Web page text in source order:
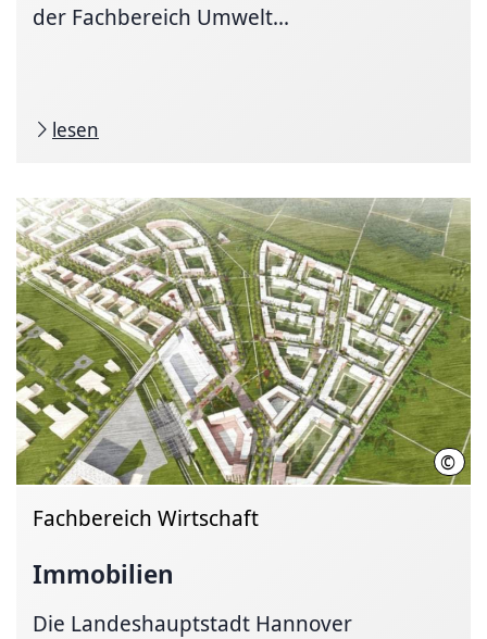
der Fachbereich Umwelt...
lesen
© LHH
Fachbereich Wirtschaft
Immobilien
Die Landeshauptstadt Hannover